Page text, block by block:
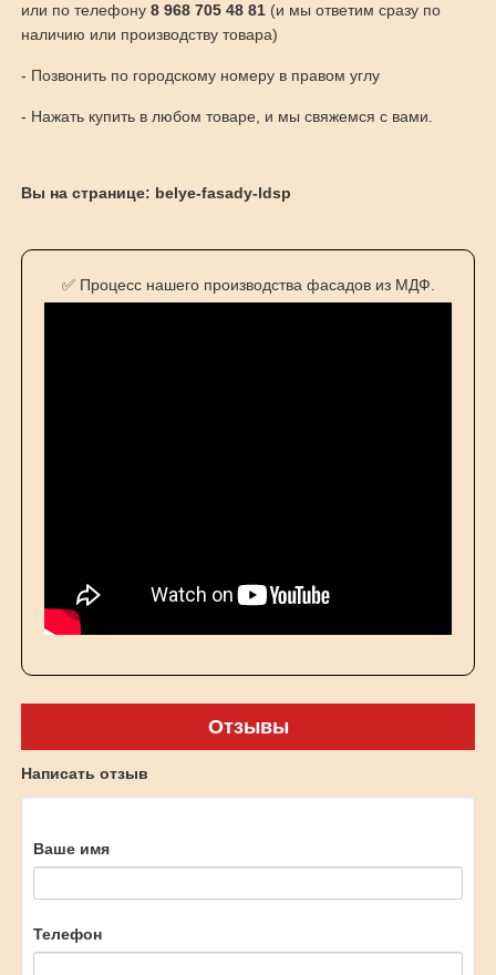
или по телефону 8 968 705 48 81(и мы ответим сразу по
наличию или производству товара)
- Позвонить по городскому номеру в правом углу
- Нажать купить в любом товаре, и мы свяжемся с вами.
Вы на странице: belye-fasady-ldsp
✅ Процесс нашего производства фасадов из МДФ.
Отзывы
Написать отзыв
Ваше имя
Телефон